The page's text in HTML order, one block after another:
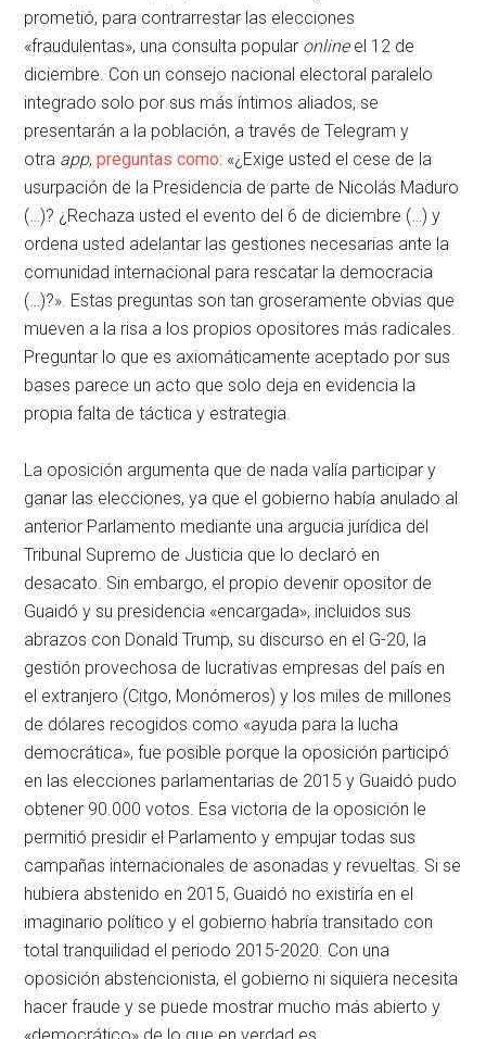
prometió, para contrarrestar las elecciones
«fraudulentas», una consulta popular onlineel 12 de
diciembre. Con un consejo nacional electoral paralelo
integrado solo por sus más íntimos aliados, se
presentarán a la población, a través de Telegram y
otra app,preguntas como: «¿Exige usted el cese de la
usurpación de la Presidencia de parte de Nicolás Maduro
(…)? ¿Rechaza usted el evento del 6 de diciembre (…) y
ordena usted adelantar las gestiones necesarias ante la
comunidad internacional para rescatar la democracia
(…)?». Estas preguntas son tan groseramente obvias que
mueven a la risa a los propios opositores más radicales.
Preguntar lo que es axiomáticamente aceptado por sus
bases parece un acto que solo deja en evidencia la
propia falta de táctica y estrategia.
La oposición argumenta que de nada valía participar y
ganar las elecciones, ya que el gobierno había anulado al
anterior Parlamento mediante una argucia jurídica del
Tribunal Supremo de Justicia que lo declaró en
desacato. Sin embargo, el propio devenir opositor de
Guaidó y su presidencia «encargada», incluidos sus
abrazos con Donald Trump, su discurso en el G-20, la
gestión provechosa de lucrativas empresas del país en
el extranjero (Citgo, Monómeros) y los miles de millones
de dólares recogidos como «ayuda para la lucha
democrática», fue posible porque la oposición participó
en las elecciones parlamentarias de 2015 y Guaidó pudo
obtener 90.000 votos. Esa victoria de la oposición le
permitió presidir el Parlamento y empujar todas sus
campañas internacionales de asonadas y revueltas. Si se
hubiera abstenido en 2015, Guaidó no existiría en el
imaginario político y el gobierno habría transitado con
total tranquilidad el periodo 2015-2020. Con una
oposición abstencionista, el gobierno ni siquiera necesita
hacer fraude y se puede mostrar mucho más abierto y
«democrático» de lo que en verdad es.